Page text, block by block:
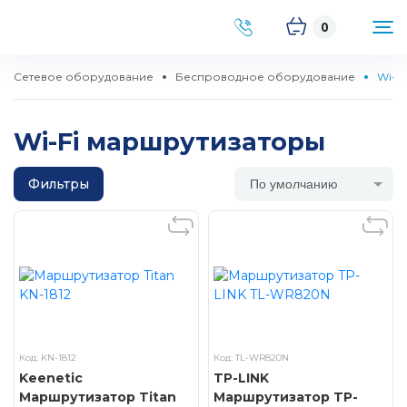
0
Сетевое оборудование Беспроводное оборудование Wi-
Wi-Fi маршрутизаторы
Фильтры По умолчанию
Код: KN-1812
Keenetic
Маршрутизатор Titan
Код: TL-WR820N
TP-LINK
Маршрутизатор TP-